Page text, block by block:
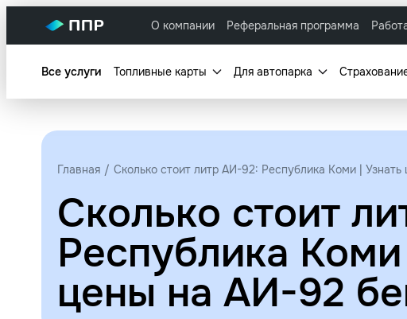
О компании Реферальная программа
Все услуги Топливные карты Для автопарка
Главная Сколько стоит литр АИ-92: Республика Коми |
Сколько стоит
Республика Коми
цены на АИ-92